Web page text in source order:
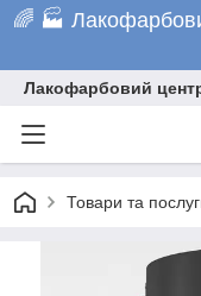
🌈 🏭
Лакофарбовий
Товари та